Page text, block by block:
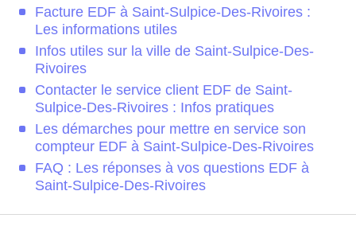
Facture EDF à Saint-Sulpice-Des-Rivoires :
Les informations utiles
Infos utiles sur la ville de Saint-Sulpice-Des-
Rivoires
Contacter le service client EDF de Saint-
Sulpice-Des-Rivoires : Infos pratiques
Les démarches pour mettre en service son
compteur EDF à Saint-Sulpice-Des-Rivoires
FAQ : Les réponses à vos questions EDF à
Saint-Sulpice-Des-Rivoires